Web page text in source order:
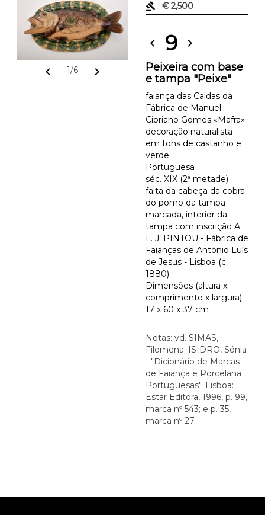
chevron_left 1/6 chevron_right
gavel
€ 2,500
chevron_left 9 chevron_right
Peixeira com base
e tampa "Peixe"
faiança das Caldas da
Fábrica de Manuel
Cipriano Gomes «Mafra»
decoração naturalista
em tons de castanho e
verde
Portuguesa
séc. XIX (2ª metade)
falta da cabeça da cobra
do pomo da tampa
marcada, interior da
tampa com inscrição A.
L. J. PINTOU - Fábrica de
Faianças de António Luís
de Jesus - Lisboa (c.
1880)
Dimensões (altura x
comprimento x largura) -
17 x 60 x 37 cm
Notas: vd. SIMAS,
Filomena; ISIDRO, Sónia
- "Dicionário de Marcas
de Faiança e Porcelana
Portuguesas". Lisboa:
Estar Editora, 1996, p. 99,
marca nº 543; e p. 35,
marca nº 27.